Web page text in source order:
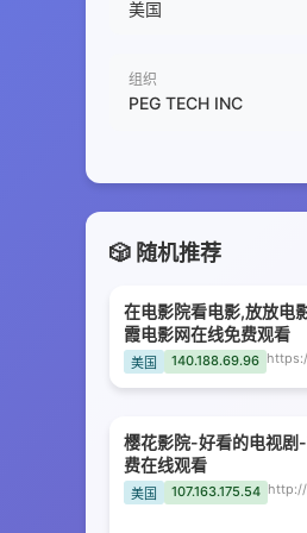
美国
组织
PEG TECH INC
🎲 随机推荐
在电影院看电影,放放电
霞电影网在线免费观看
美国 140.188.69.96
樱花影院-好看的电视
费在线观看
美国 107.163.175.54 http://